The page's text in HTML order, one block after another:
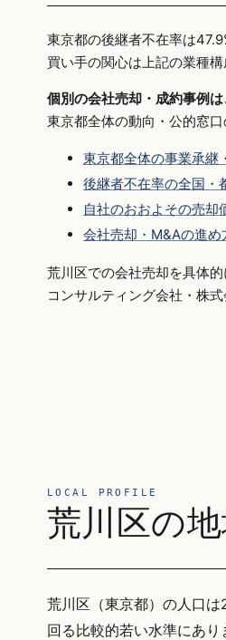
東京都の後継者不在率は
買い手の関心は上記の業種
個別の会社売却・成約事例
東京都全体の動向・公的窓
東京都全体の事業承継
後継者不在率の全国・
自社のおおよその売却
会社売却・M&Aの進め
荒川区での会社売却を具体
コンサルティング会社・株
LOCAL PROFILE
荒川区の
荒川区（東京都）の人口
回る比較的若い水準にあ